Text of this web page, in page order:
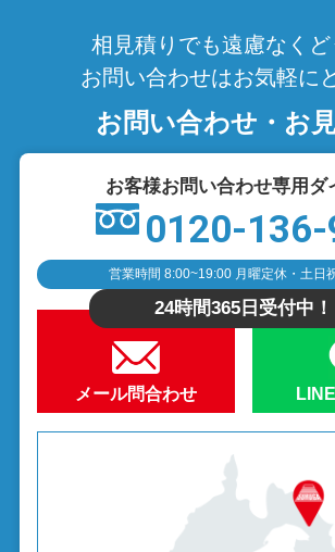
相見積りでも遠慮なくど
お問い合わせはお気軽に
お問い合わせ・お
お客様お問い合わせ専用ダ
0120-
営業時間 8:00~19:00 月曜定休・土日
24時間365日受付中！
メール問合わせ